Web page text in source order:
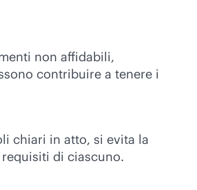
non affidabili,
contribuire a tenere i
chiari in atto, si evita la
di ciascuno.